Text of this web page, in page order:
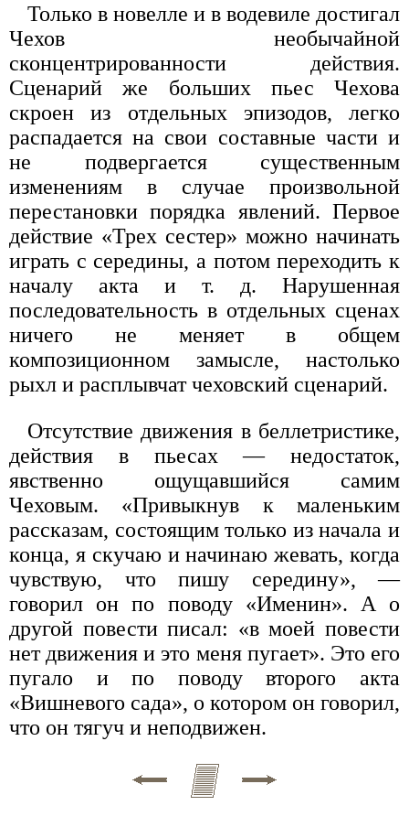
Только в новелле и в водевиле достигал
Чехов необычайной
сконцентрированности действия.
Сценарий же больших пьес Чехова
скроен из отдельных эпизодов, легко
распадается на свои составные части и
не подвергается существенным
изменениям в случае произвольной
перестановки порядка явлений. Первое
действие «Трех сестер» можно начинать
играть с середины, а потом переходить к
началу акта и т. д. Нарушенная
последовательность в отдельных сценах
ничего не меняет в общем
композиционном замысле, настолько
рыхл и расплывчат чеховский сценарий.
Отсутствие движения в беллетристике,
действия в пьесах — недостаток,
явственно ощущавшийся самим
Чеховым. «Привыкнув к маленьким
рассказам, состоящим только из начала и
конца, я скучаю и начинаю жевать, когда
чувствую, что пишу середину», —
говорил он по поводу «Именин». А о
другой повести писал: «в моей повести
нет движения и это меня пугает». Это его
пугало и по поводу второго акта
«Вишневого сада», о котором он говорил,
что он тягуч и неподвижен.